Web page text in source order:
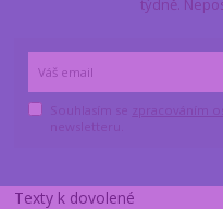
týdně.
Texty k dovolené